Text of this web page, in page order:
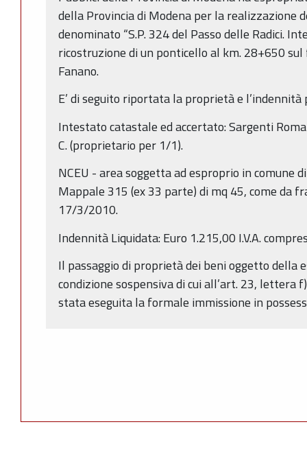
della Provincia di Modena per la realizzazione
denominato “S.P. 324 del Passo delle Radici.
ricostruzione di un ponticello al km. 28+650 sul
Fanano.
E’ di seguito riportata la proprietà e
Intestato catastale ed accertato: Sargenti
C. (proprietario per 1/1).
NCEU - area soggetta ad esproprio in comune
Mappale 315 (ex 33 parte) di mq 45, come da
17/3/2010.
Indennità Liquidata: Euro 1.215,00 I.V.A.
Il passaggio di proprietà dei beni oggetto della
condizione sospensiva di cui all’art. 23, lettera
stata eseguita la formale immissione in